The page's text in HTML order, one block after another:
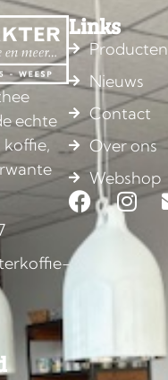
echte
Links
Producten
Nieuws
Contact
Over ons
Webshop